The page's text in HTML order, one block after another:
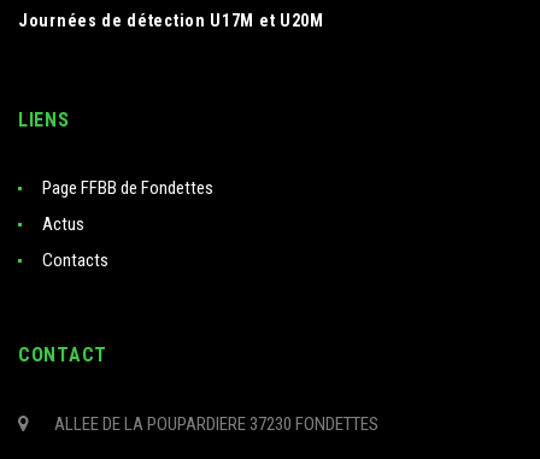
Journées de détection U17M et U20M
LIENS
Page FFBB de Fondettes
Actus
Contacts
CONTACT
ALLEE DE LA POUPARDIERE 37230 FONDETTES